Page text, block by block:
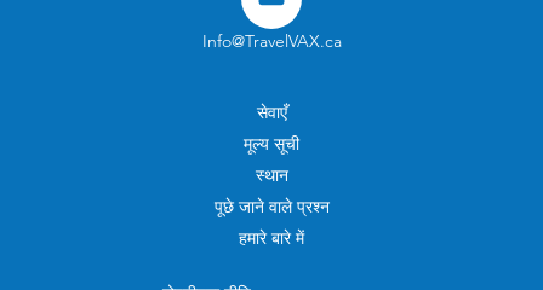
Info@TravelVAX.ca
सेवाएँ
मूल्य सूची
स्थान
पूछे जाने वाले प्रश्न
हमारे बारे में